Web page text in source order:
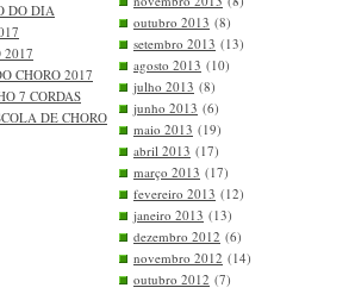
DO DIA
2017
CHORO 2017
7 CORDAS
DE CHORO
outubro 2013 (8)
setembro 2013 (13)
agosto 2013 (10)
julho 2013 (8)
junho 2013 (6)
maio 2013 (19)
abril 2013 (17)
março 2013 (17)
fevereiro 2013 (12)
janeiro 2013 (13)
dezembro 2012 (6)
novembro 2012 (14)
outubro 2012 (7)